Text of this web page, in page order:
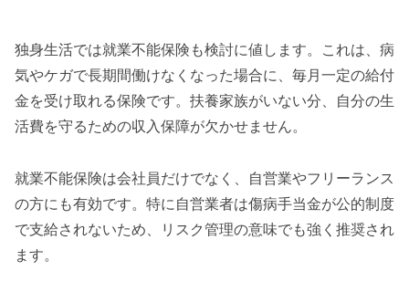
独身生活では就業不能保険も検討に値します。これは、病
気やケガで長期間働けなくなった場合に、毎月一定の給付
金を受け取れる保険です。扶養家族がいない分、自分の生
活費を守るための収入保障が欠かせません。
就業不能保険は会社員だけでなく、自営業やフリーランス
の方にも有効です。特に自営業者は傷病手当金が公的制度
で支給されないため、リスク管理の意味でも強く推奨され
ます。